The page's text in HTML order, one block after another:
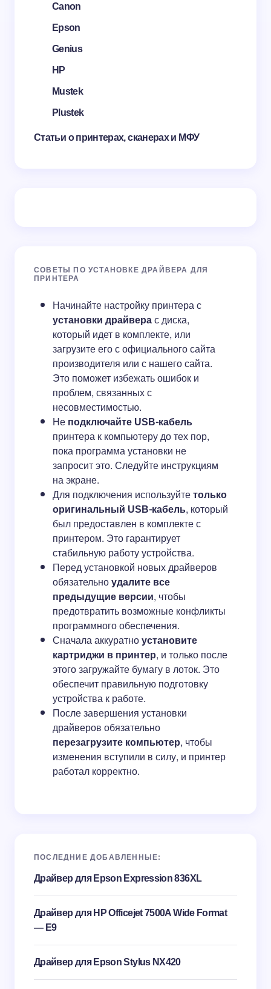
Canon
Epson
Genius
HP
Mustek
Plustek
Статьи о принтерах, сканерах и МФУ
СОВЕТЫ ПО УСТАНОВКЕ ДРАЙВЕРА ДЛЯ
ПРИНТЕРА
Начинайте настройку принтера с
установки драйверас диска,
который идет в комплекте, или
загрузите его с официального сайта
производителя или с нашего сайта.
Это поможет избежать ошибок и
проблем, связанных с
несовместимостью.
Неподключайте USB-кабель
принтера к компьютеру до тех пор,
пока программа установки не
запросит это. Следуйте инструкциям
на экране.
Для подключения используйтетолько
оригинальный USB-кабель, который
был предоставлен в комплекте с
принтером. Это гарантирует
стабильную работу устройства.
Перед установкой новых драйверов
обязательноудалите все
предыдущие версии, чтобы
предотвратить возможные конфликты
программного обеспечения.
Сначала аккуратноустановите
картриджи в принтер, и только после
этого загружайте бумагу в лоток. Это
обеспечит правильную подготовку
устройства к работе.
После завершения установки
драйверов обязательно
перезагрузите компьютер, чтобы
изменения вступили в силу, и принтер
работал корректно.
ПОСЛЕДНИЕ ДОБАВЛЕННЫЕ:
Драйвер для Epson Expression 836XL
Драйвер для HP Officejet 7500A Wide Format
— E9
Драйвер для Epson Stylus NX420